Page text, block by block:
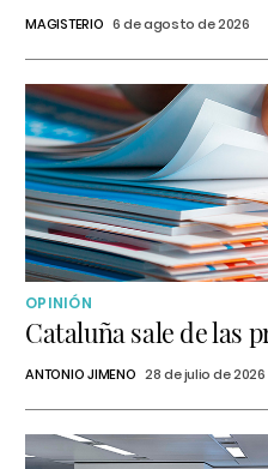
MAGISTERIO 6 de agosto de 2026
OPINIÓN
Cataluña sale de las
ANTONIO JIMENO 28 de julio de 2026